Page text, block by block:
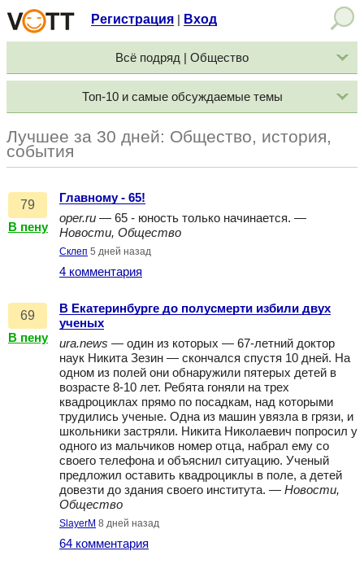
Регистрация Вход
Всё подряд | Общество
Топ-10 и самые обсуждаемые темы
Лучшее за 30 дней: Общество, история,
события
79
В пену
Главному - 65!
oper.ru — 65 - юность только начинается. —
Новости, Общество
Склеп 5 дней назад
4 комментария
69
В пену
В Екатеринбурге до полусмерти избили двух
ученых
ura.news — один из которых — 67-летний доктор
наук Никита Зезин — скончался спустя 10 дней. На
одном из полей они обнаружили пятерых детей в
возрасте 8-10 лет. Ребята гоняли на трех
квадроциклах прямо по посадкам, над которыми
трудились ученые. Одна из машин увязла в грязи, и
школьники застряли. Никита Николаевич попросил у
одного из мальчиков номер отца, набрал ему со
своего телефона и объяснил ситуацию. Ученый
предложил оставить квадроциклы в поле, а детей
довезти до здания своего института. — Новости,
Общество
SlayerM 8 дней назад
64 комментария